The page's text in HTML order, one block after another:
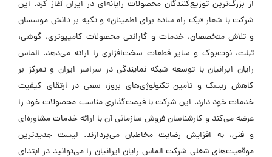
از بزرگ‌ترین توزیع‌کنندگان محصولات رایانه‌ای در ایران آغاز کرد. این
شرکت با شعار «یک راه ساده برای اطمینان» و تکیه بر دانش موسسان
و تلاش متخصصان، خدمات و گارانتی محصولات کامپیوتری، گوشی،
تبلت، نوت‌بوک و سایر قطعات سخت‌افزاری را ارائه می‌دهد. الماس
رایان ایرانیان با توسعه شبکه نمایندگی در سراسر ایران و تمرکز بر
کاهش ریسک و تأمین تکنولوژی‌های بروز، سعی در ارتقای کیفیت
خدمات خود دارد. این شرکت با قیمت‌گذاری مناسب محصولات خود را
عرضه می‌کند و کارشناسان فروش سازمانی آن با ارائه خدمات مشاوره‌ای
و فنی، به افزایش رضایت مخاطبان می‌پردازند. لیست جدیدترین
موقعیت‌های شغلی شرکت الماس رایان ایرانیان را می‌توانید در ابتدای